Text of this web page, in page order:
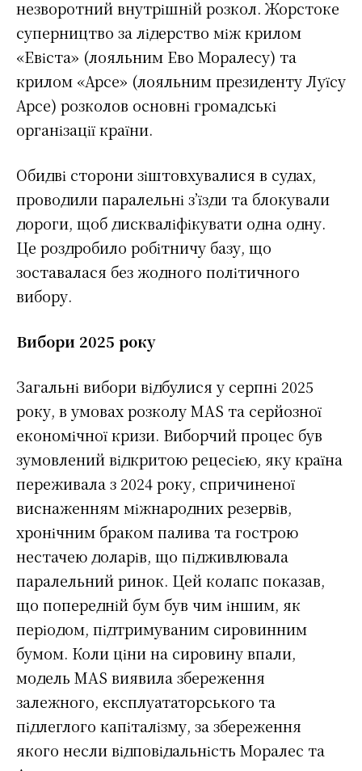
незворотний внутрішній розкол. Жорстоке
суперництво за лідерство між крилом
«Евіста» (лояльним Ево Моралесу) та
крилом «Арсе» (лояльним президенту Луїсу
Арсе) розколов основні громадські
організації країни.
Обидві сторони зіштовхувалися в судах,
проводили паралельні з’їзди та блокували
дороги, щоб дискваліфікувати одна одну.
Це роздробило робітничу базу, що
зоставалася без жодного політичного
вибору.
Вибори 2025 року
Загальні вибори відбулися у серпні 2025
року, в умовах розколу MAS та серйозної
економічної кризи. Виборчий процес був
зумовлений відкритою рецесією, яку країна
переживала з 2024 року, спричиненої
виснаженням міжнародних резервів,
хронічним браком палива та гострою
нестачею доларів, що підживлювала
паралельний ринок. Цей колапс показав,
що попередній бум був чим іншим, як
періодом, підтримуваним сировинним
бумом. Коли ціни на сировину впали,
модель MAS виявила збереження
залежного, експлуататорського та
підлеглого капіталізму, за збереження
якого несли відповідальність Моралес та